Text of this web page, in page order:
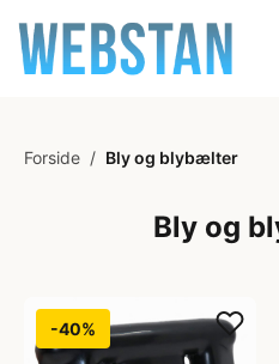
Forside / Bly og blybælter
Bly og
-40%